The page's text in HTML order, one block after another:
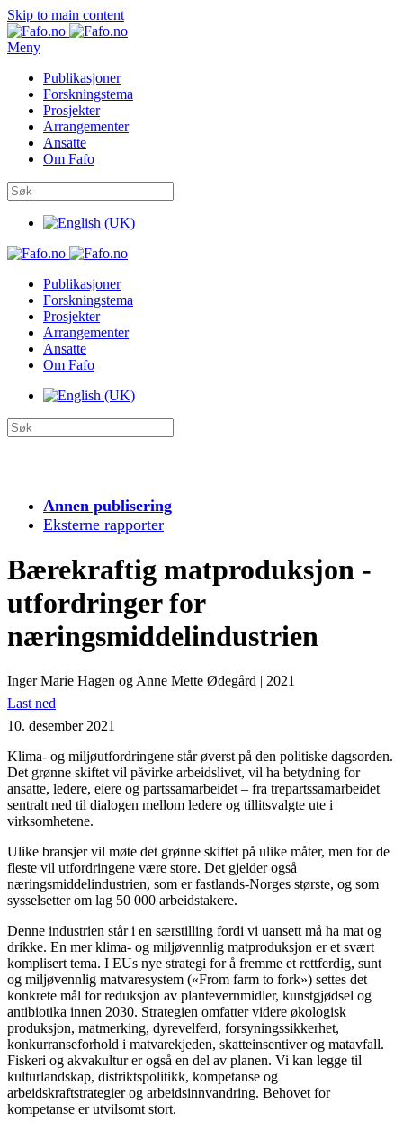
Skip to main content
Meny
Publikasjoner
Forskningstema
Prosjekter
Arrangementer
Ansatte
Om Fafo
Publikasjoner
Forskningstema
Prosjekter
Arrangementer
Ansatte
Om Fafo
Annen publisering
Eksterne rapporter
Bærekraftig matproduksjon -
utfordringer for
næringsmiddelindustrien
Inger Marie Hagen og Anne Mette Ødegård | 2021
Last ned
10. desember 2021
Klima- og miljøutfordringene står øverst på den politiske dagsorden.
Det grønne skiftet vil påvirke arbeidslivet, vil ha betydning for
ansatte, ledere, eiere og partssamarbeidet – fra trepartssamarbeidet
sentralt ned til dialogen mellom ledere og tillitsvalgte ute i
virksomhetene.
Ulike bransjer vil møte det grønne skiftet på ulike måter, men for de
fleste vil utfordringene være store. Det gjelder også
næringsmiddelindustrien, som er fastlands-Norges største, og som
sysselsetter om lag 50 000 arbeidstakere.
Denne industrien står i en særstilling fordi vi uansett må ha mat og
drikke. En mer klima- og miljøvennlig matproduksjon er et svært
komplisert tema. I EUs nye strategi for å fremme et rettferdig, sunt
og miljøvennlig matvaresystem («From farm to fork») settes det
konkrete mål for reduksjon av plantevernmidler, kunstgjødsel og
antibiotika innen 2030. Strategien omfatter videre økologisk
produksjon, matmerking, dyrevelferd, forsyningssikkerhet,
konkurranseforhold i matvarekjeden, skatteinsentiver og matavfall.
Fiskeri og akvakultur er også en del av planen. Vi kan legge til
kulturlandskap, distriktspolitikk, kompetanse og
arbeidskraftstrategier og arbeidsinnvandring. Behovet for
kompetanse er utvilsomt stort.